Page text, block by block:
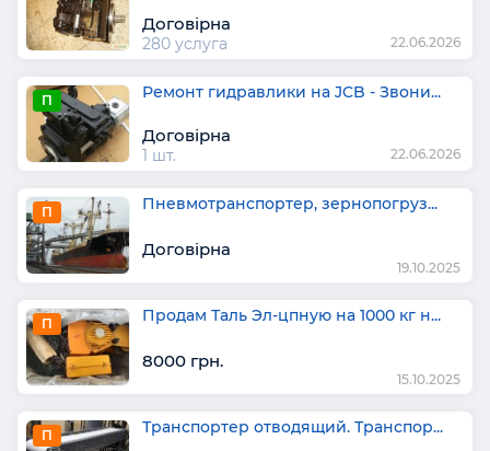
Договірна
280 услуга 22.06.2026
П Ремонт гидравлики на JCB - Звони...
Договірна
1 шт. 22.06.2026
П Пневмотранспортер, зернопогруз...
Договірна
19.10.2025
П Продам Таль Эл-цпную на 1000 кг н...
8000 грн.
15.10.2025
П Транспортер отводящий. Транспор...